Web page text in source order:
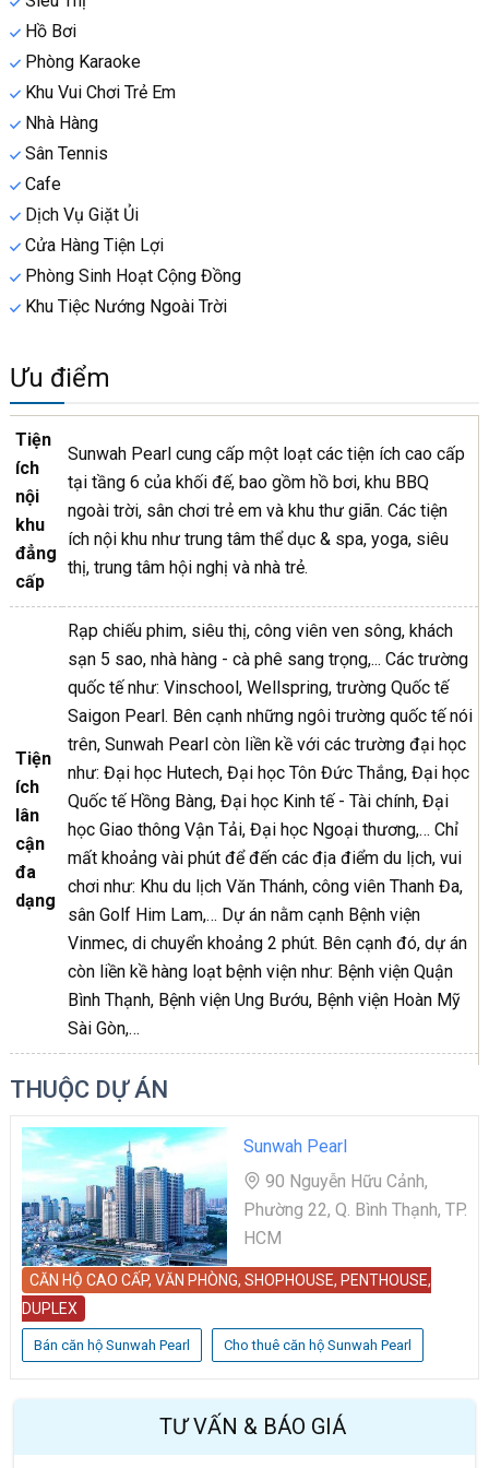
Hồ Bơi
Phòng Karaoke
Khu Vui Chơi Trẻ Em
Nhà Hàng
Sân Tennis
Cafe
Dịch Vụ Giặt Ủi
Cửa Hàng Tiện Lợi
Phòng Sinh Hoạt Cộng Đồng
Khu Tiệc Nướng Ngoài Trời
Ưu điểm
Tiện
ích
nội
khu
đẳng
cấp
Sunwah Pearl cung cấp một loạt các tiện ích cao cấp
tại tầng 6 của khối đế, bao gồm hồ bơi, khu BBQ
ngoài trời, sân chơi trẻ em và khu thư giãn. Các tiện
ích nội khu như trung tâm thể dục & spa, yoga, siêu
thị, trung tâm hội nghị và nhà trẻ.
Tiện
ích
lân
cận
đa
dạng
Rạp chiếu phim, siêu thị, công viên ven sông, khách
sạn 5 sao, nhà hàng - cà phê sang trọng,... Các trường
quốc tế như: Vinschool, Wellspring, trường Quốc tế
Saigon Pearl. Bên cạnh những ngôi trường quốc tế nói
trên, Sunwah Pearl còn liền kề với các trường đại học
như: Đại học Hutech, Đại học Tôn Đức Thắng, Đại học
Quốc tế Hồng Bàng, Đại học Kinh tế - Tài chính, Đại
học Giao thông Vận Tải, Đại học Ngoại thương,… Chỉ
mất khoảng vài phút để đến các địa điểm du lịch, vui
chơi như: Khu du lịch Văn Thánh, công viên Thanh Đa,
sân Golf Him Lam,… Dự án nằm cạnh Bệnh viện
Vinmec, di chuyển khoảng 2 phút. Bên cạnh đó, dự án
còn liền kề hàng loạt bệnh viện như: Bệnh viện Quận
Bình Thạnh, Bệnh viện Ung Bướu, Bệnh viện Hoàn Mỹ
Sài Gòn,…
THUỘC DỰ ÁN
Sunwah Pearl
90 Nguyễn Hữu Cảnh,
Phường 22, Q. Bình Thạnh, TP.
HCM
CĂN HỘ CAO CẤP, VĂN PHÒNG, SHOPHOUSE, PENTHOUSE,
DUPLEX
Bán căn hộ Sunwah Pearl Cho thuê căn hộ Sunwah Pearl
TƯ VẤN & BÁO GIÁ